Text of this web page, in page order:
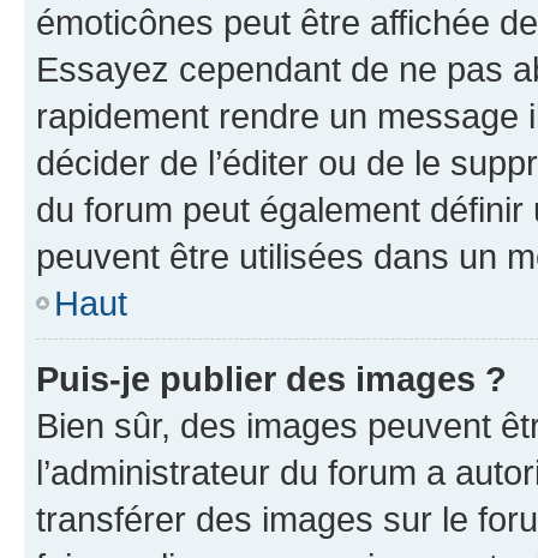
émoticônes peut être affichée
Essayez cependant de ne pas
rapidement rendre un message
décider de l’éditer ou de le
du forum peut également définir
peuvent être utilisées dans un
Haut
Puis-je publier des images ?
Bien sûr, des images peuvent
l’administrateur du forum a
transférer des images sur le